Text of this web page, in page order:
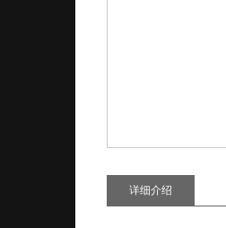
详细介绍